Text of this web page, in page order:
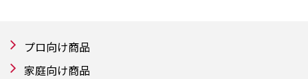
プロ向け商品
家庭向け商品